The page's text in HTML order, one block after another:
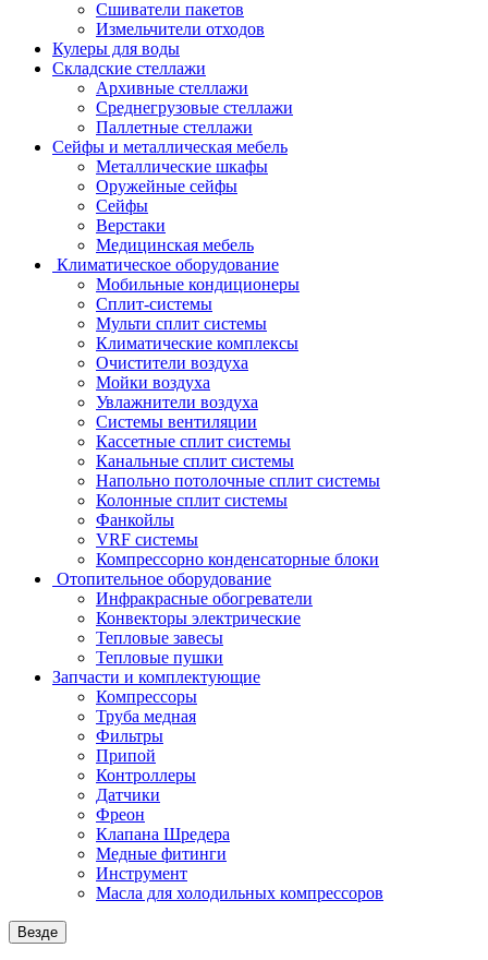
Сшиватели пакетов
Измельчители отходов
Кулеры для воды
Складские стеллажи
Архивные стеллажи
Среднегрузовые стеллажи
Паллетные стеллажи
Сейфы и металлическая мебель
Металлические шкафы
Оружейные сейфы
Сейфы
Верстаки
Медицинская мебель
Климатическое оборудование
Мобильные кондиционеры
Сплит-системы
Мульти сплит системы
Климатические комплексы
Очистители воздуха
Мойки воздуха
Увлажнители воздуха
Системы вентиляции
Кассетные сплит системы
Канальные сплит системы
Напольно потолочные сплит системы
Колонные сплит системы
Фанкойлы
VRF системы
Компрессорно конденсаторные блоки
Отопительное оборудование
Инфракрасные обогреватели
Конвекторы электрические
Тепловые завесы
Тепловые пушки
Запчасти и комплектующие
Компрессоры
Труба медная
Фильтры
Припой
Контроллеры
Датчики
Фреон
Клапана Шредера
Медные фитинги
Инструмент
Масла для холодильных компрессоров
Везде